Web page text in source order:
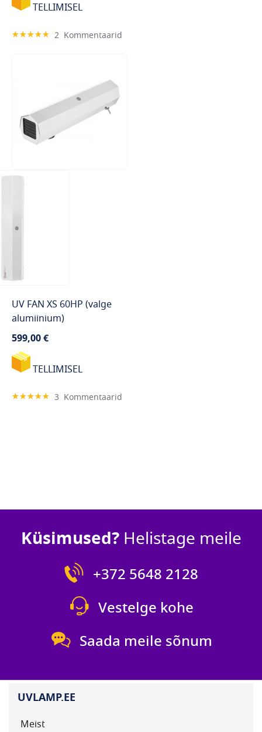
TELLIMISEL
Hinnang: 2 Kommentaarid
UV FAN XS 60HP (valge
alumiinium)
599,00 €
TELLIMISEL
Hinnang: 3 Kommentaarid
Küsimused?Helistage meile
+372 5648 2128
Vestelge kohe
Saada meile sõnum
UVLAMP.EE
Meist